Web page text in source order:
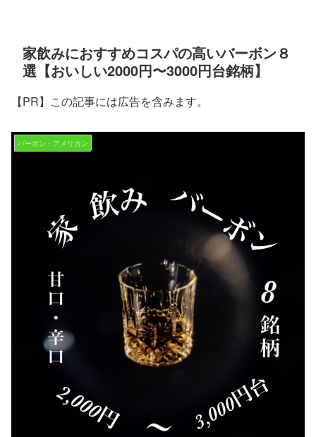
家飲みにおすすめコスパの高いバーボン８
選【おいしい2000円〜3000円台銘柄】
【PR】この記事には広告を含みます。
バーボン・アメリカン